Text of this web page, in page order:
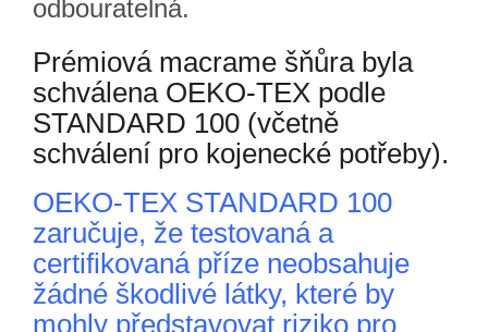
odbouratelná.
Prémiová macrame šňůra byla
schválena OEKO-TEX podle
STANDARD 100 (včetně
schválení pro kojenecké potřeby).
OEKO-TEX STANDARD 100
zaručuje, že testovaná a
certifikovaná příze neobsahuje
žádné škodlivé látky, které by
mohly představovat riziko pro